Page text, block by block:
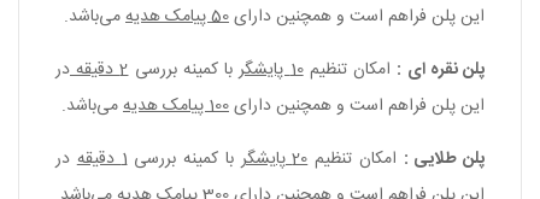
این پلن فراهم است و همچنین دارای50 پیامک هدیه
می‌باشد.
پلن نقره ای : امکان تنظیم10پایشگر با کمینه بررسی2 دقیقه
در
این پلن فراهم است و همچنین دارای100 پیامک هدیه
می‌باشد.
پلن طلایی : امکان تنظیم20پایشگر با کمینه بررسی1 دقیقه
در